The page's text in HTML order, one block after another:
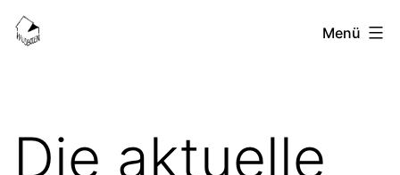
Zum
Inhalt
HausBoden-
Menü
Die aktuelle